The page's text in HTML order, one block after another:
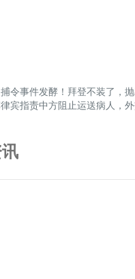
令事件发酵！拜登不装了，
宾指责中方阻止运送病人，